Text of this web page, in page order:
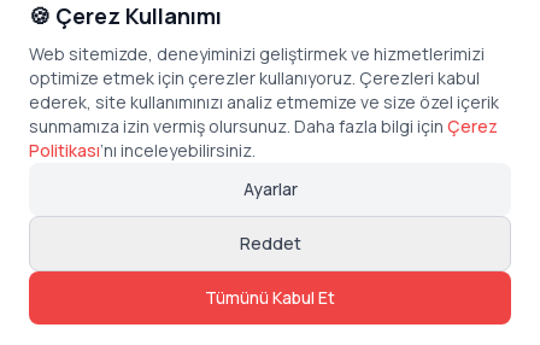
Sosyal Medya
Instagram
Facebook
X (Twitter)
TikTok
Copyright © Bonded Technologies Inc.
1401 Pennsylvania Ave. Unit 105, Wilmington, Delaware 19806
🍪 Çerez Kullanımı
Web sitemizde, deneyiminizi geliştirmek ve hizmetlerimizi
optimize etmek için çerezler kullanıyoruz. Çerezleri kabul
ederek, site kullanımınızı analiz etmemize ve size özel içerik
sunmamıza izin vermiş olursunuz. Daha fazla bilgi için Çerez
Politikası’nı inceleyebilirsiniz.
Ayarlar
Reddet
Tümünü Kabul Et